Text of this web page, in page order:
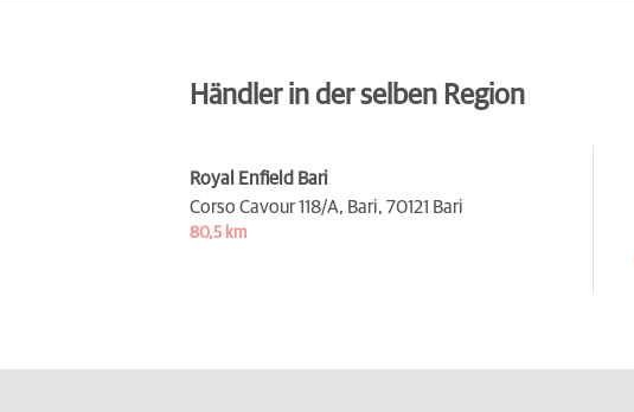
Händler in der selben Region
Royal Enfield Bari
Corso Cavour 118/A, Bari, 70121 Bari
80,5 km